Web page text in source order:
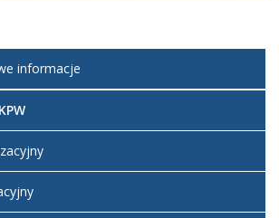
informacje